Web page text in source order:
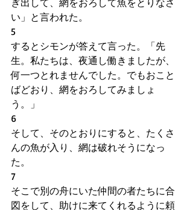
ぎ出して、網をおろして魚をとりなさ
い」と言われた。
5
するとシモンが答えて言った。「先
生。私たちは、夜通し働きましたが、
何一つとれませんでした。でもおこと
ばどおり、網をおろしてみましょ
う。」
6
そして、そのとおりにすると、たくさ
んの魚が入り、網は破れそうになっ
た。
7
そこで別の舟にいた仲間の者たちに合
図をして、助けに来てくれるように頼